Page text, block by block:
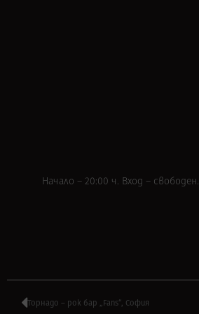
Начало – 20:00 ч. Вход – свободен.
Торнадо – рок бар „Fans“, София